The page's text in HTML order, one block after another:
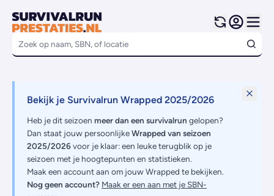
Bekijk je Survivalrun Wrapped 2025/2026
Heb je dit seizoen meer dan een survivalrun gelopen?
Dan staat jouw persoonlijkeWrapped van seizoen
2025/2026voor je klaar: een leuke terugblik op je
seizoen met je hoogtepunten en statistieken.
Maak een account aan om jouw Wrapped te bekijken.
Nog geen account? Maak er een aan met je SBN-